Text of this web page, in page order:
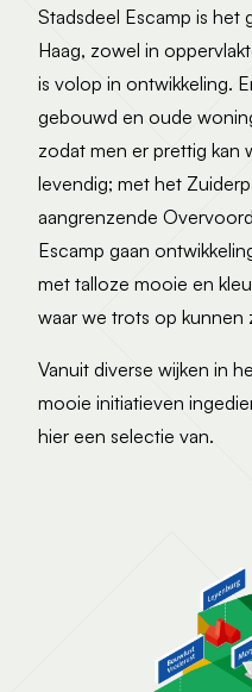
Stadsdeel Escamp is het
Haag, zowel in
is volop in ontwikkeling.
gebouwd en oude
zodat men er prettig kan
levendig; met het
aangrenzende
Escamp gaan
met talloze mooie en
waar we trots op kunnen
Vanuit diverse wijken in
mooie initiatieven
hier een selectie van.